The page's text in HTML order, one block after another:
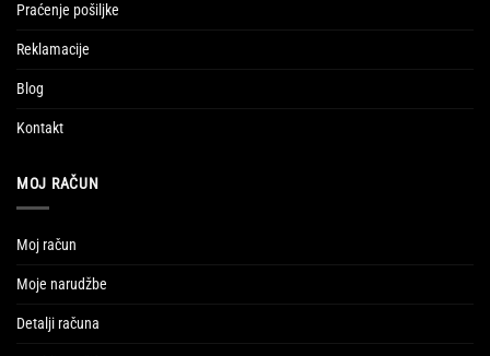
Praćenje pošiljke
Reklamacije
Blog
Kontakt
MOJ RAČUN
Moj račun
Moje narudžbe
Detalji računa